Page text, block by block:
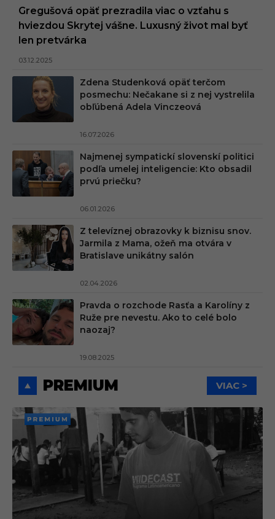
Gregušová opäť prezradila viac o vzťahu s
hviezdou Skrytej vášne. Luxusný život mal byť
len pretvárka
03.12.2025
Zdena Studenková opäť terčom
posmechu: Nečakane si z nej vystrelila
obľúbená Adela Vinczeová
16.07.2026
Najmenej sympatickí slovenskí politici
podľa umelej inteligencie: Kto obsadil
prvú priečku?
06.01.2026
Z televíznej obrazovky k biznisu snov.
Jarmila z Mama, ožeň ma otvára v
Bratislave unikátny salón
02.04.2026
Pravda o rozchode Rasťa a Karolíny z
Ruže pre nevestu. Ako to celé bolo
naozaj?
19.08.2025
PREMIUM VIAC >
PREMI
UM